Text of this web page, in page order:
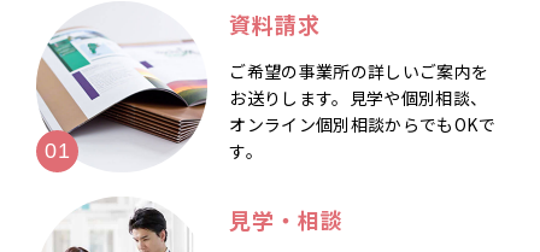
資料請求
ご希望の事業所の詳しいご案内を
お送りします。見学や個別相談、
オンライン個別相談からでもOKで
す。
見学・相談